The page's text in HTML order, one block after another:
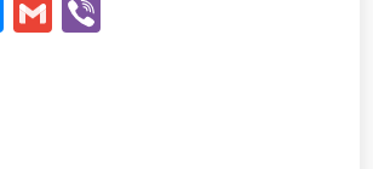
Messenger
Gmail